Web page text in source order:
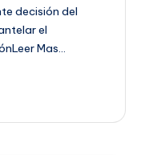
decisión del
el
Mas…